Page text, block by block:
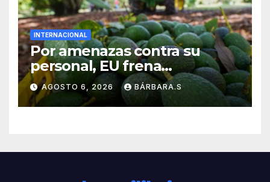
INTERNACIONAL
Por amenazas contra su
personal, EU frena
exportación de aguacate
AGOSTO 6, 2026 BÁRBARA.S